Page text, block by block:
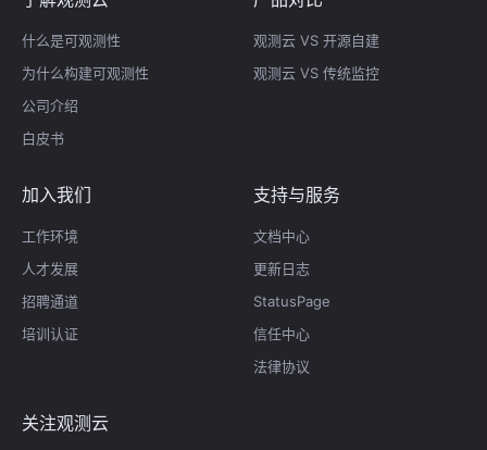
什么是可观测性
为什么构建可观测性
公司介绍
白皮书
观测云 VS 开源自建
观测云 VS 传统监控
加入我们
工作环境
人才发展
招聘通道
培训认证
支持与服务
文档中心
更新日志
StatusPage
信任中心
法律协议
关注观测云